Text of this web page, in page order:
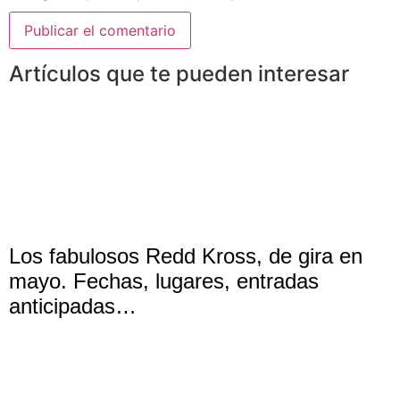
Artículos que te pueden interesar
Los fabulosos Redd Kross, de gira en
mayo. Fechas, lugares, entradas
anticipadas…